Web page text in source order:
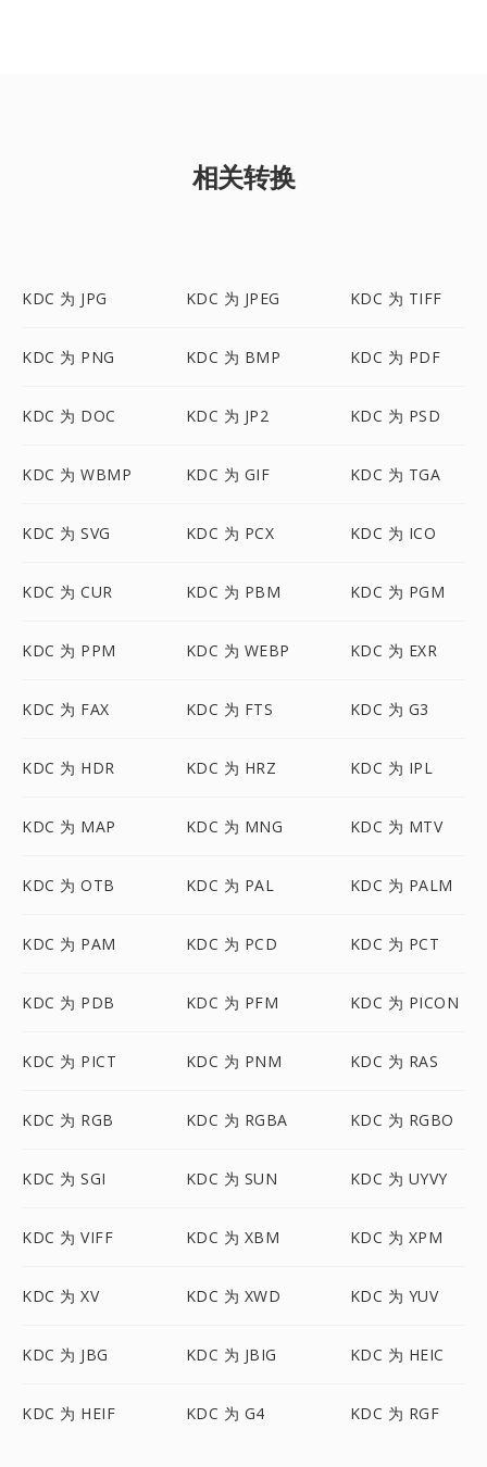
相关转换
KDC 为 JPG KDC 为 JPEG KDC 为 TIFF
KDC 为 PNG KDC 为 BMP KDC 为 PDF
KDC 为 DOC KDC 为 JP2 KDC 为 PSD
KDC 为 WBMP KDC 为 GIF KDC 为 TGA
KDC 为 SVG KDC 为 PCX KDC 为 ICO
KDC 为 CUR KDC 为 PBM KDC 为 PGM
KDC 为 PPM KDC 为 WEBP KDC 为 EXR
KDC 为 FAX KDC 为 FTS KDC 为 G3
KDC 为 HDR KDC 为 HRZ KDC 为 IPL
KDC 为 MAP KDC 为 MNG KDC 为 MTV
KDC 为 OTB KDC 为 PAL KDC 为 PALM
KDC 为 PAM KDC 为 PCD KDC 为 PCT
KDC 为 PDB KDC 为 PFM KDC 为 PICON
KDC 为 PICT KDC 为 PNM KDC 为 RAS
KDC 为 RGB KDC 为 RGBA KDC 为 RGBO
KDC 为 SGI KDC 为 SUN KDC 为 UYVY
KDC 为 VIFF KDC 为 XBM KDC 为 XPM
KDC 为 XV KDC 为 XWD KDC 为 YUV
KDC 为 JBG KDC 为 JBIG KDC 为 HEIC
KDC 为 HEIF KDC 为 G4 KDC 为 RGF